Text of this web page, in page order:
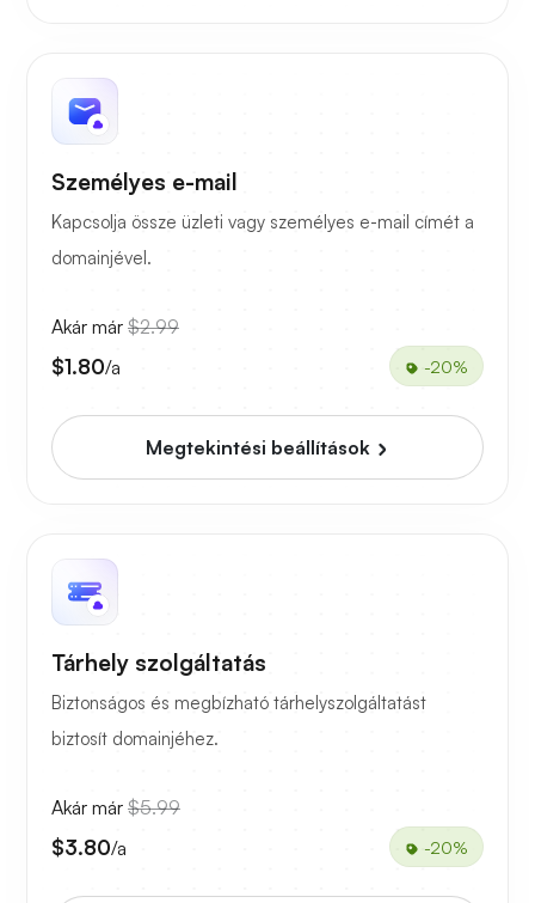
Személyes e-mail
Kapcsolja össze üzleti vagy személyes e-mail címét a
domainjével.
Akár már $2.99
$1.80/a -20%
Megtekintési beállítások
Tárhely szolgáltatás
Biztonságos és megbízható tárhelyszolgáltatást
biztosít domainjéhez.
Akár már $5.99
$3.80/a -20%